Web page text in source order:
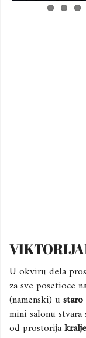
U okviru dela
za sve posetioce
(namenski) u
mini salonu
od prostorija